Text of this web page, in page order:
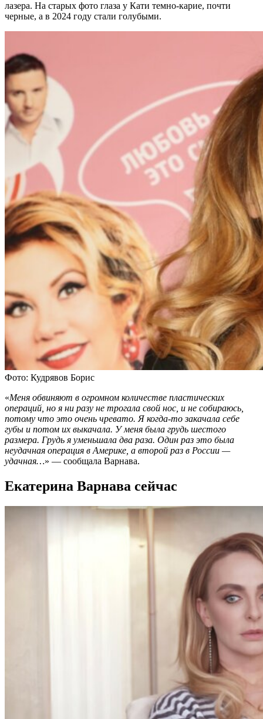
лазера. На старых фото глаза у Кати темно-карие, почти
черные, а в 2024 году стали голубыми.
Фото: Кудрявов Борис
«Меня обвиняют в огромном количестве пластических
операций, но я ни разу не трогала свой нос, и не собираюсь,
потому что это очень чревато. Я когда-то закачала себе
губы и потом их выкачала. У меня была грудь шестого
размера. Грудь я уменьшала два раза. Один раз это была
неудачная операция в Америке, а второй раз в России —
удачная…» — сообщала Варнава.
Екатерина Варнава сейчас